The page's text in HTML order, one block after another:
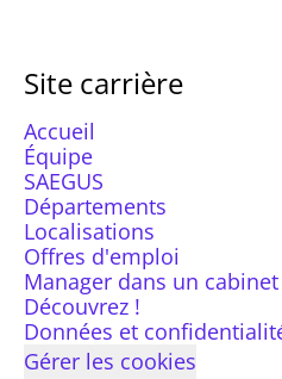
Site carrière
Accueil
Équipe
SAEGUS
Départements
Localisations
Offres d'emploi
Manager dans un
Découvrez !
Données et
Gérer les cookies